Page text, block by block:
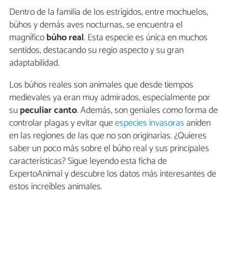
Dentro de la familia de los estrígidos, entre mochuelos,
búhos y demás aves nocturnas, se encuentra el
magníficobúho real. Esta especie es única en muchos
sentidos, destacando su regio aspecto y su gran
adaptabilidad.
Los búhos reales son animales que desde tiempos
medievales ya eran muy admirados, especialmente por
supeculiar canto. Además, son geniales como forma de
controlar plagas y evitar queespecies invasoras aniden
en las regiones de las que no son originarias. ¿Quieres
saber un poco más sobre el búho real y sus principales
características? Sigue leyendo esta ficha de
ExpertoAnimal y descubre los datos más interesantes de
estos increíbles animales.